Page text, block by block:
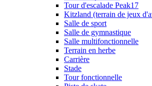
Tour d'escalade Peak17
Kitzland (terrain de jeux
Salle de sport
Salle de gymnastique
Salle multifonctionnelle
Terrain en herbe
Carrière
Stade
Tour fonctionnelle